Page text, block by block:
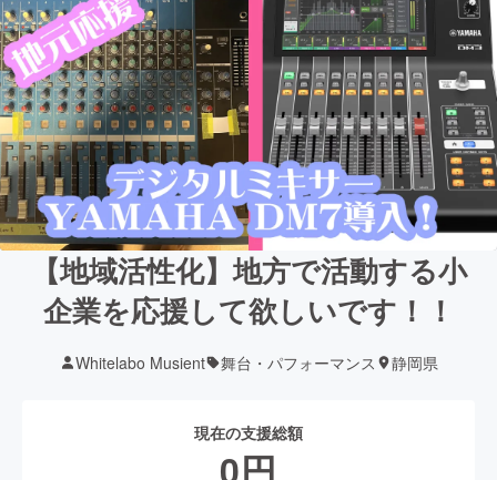
【地域活性化】地方で活動する小
企業を応援して欲しいです！！
Whitelabo Musient 舞台・パフォーマンス 静岡県
現在の支援総額
0円